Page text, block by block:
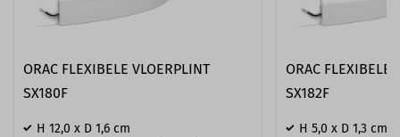
ORAC FLEXIBELE VLOERPLINT
SX180F
H 12,0 x D 1,6 cm
ORAC FLEXIBELE
SX182F
H 5,0 x D 1,3 cm